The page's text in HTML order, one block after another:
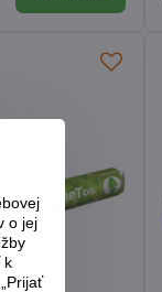
o jej
k